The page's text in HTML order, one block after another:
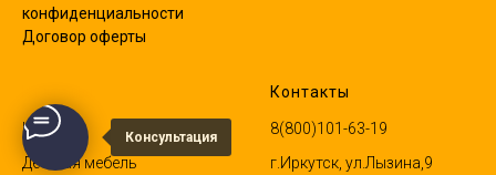
конфиденциальности
Договор оферты
Кровати
Детская мебель
Контакты
8(800)101-63-19
г.Иркутск, ул.Лызина,9
Консультация